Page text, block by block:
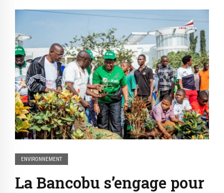
ENVIRONNEMENT
La Bancobu s’engage pour